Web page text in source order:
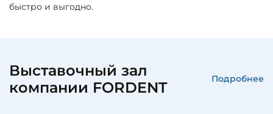
быстро и выгодно.
Выставочный зал
компании FORDENT
Подробнее